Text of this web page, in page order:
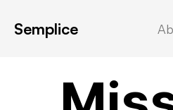
Semplice